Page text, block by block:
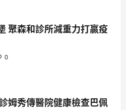
聚森和診所減重力打贏疫
0
姆秀傳醫院健康檢查巴佩